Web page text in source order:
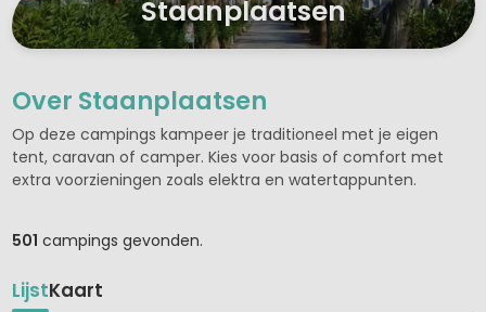
Staanplaatsen
Over Staanplaatsen
Op deze campings kampeer je traditioneel met je eigen
tent, caravan of camper. Kies voor basis of comfort met
extra voorzieningen zoals elektra en watertappunten.
501 campings gevonden.
LijstKaart